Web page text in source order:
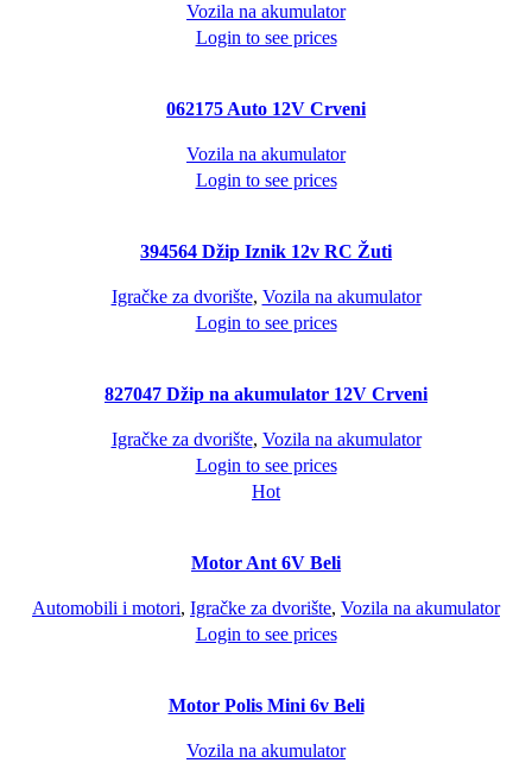
Vozila na akumulator
Login to see prices
062175 Auto 12V Crveni
Vozila na akumulator
Login to see prices
394564 Džip Iznik 12v RC Žuti
Igračke za dvorište, Vozila na akumulator
Login to see prices
827047 Džip na akumulator 12V Crveni
Igračke za dvorište, Vozila na akumulator
Login to see prices
Hot
Motor Ant 6V Beli
Automobili i motori, Igračke za dvorište, Vozila na akumulator
Login to see prices
Motor Polis Mini 6v Beli
Vozila na akumulator